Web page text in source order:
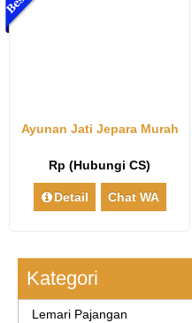
Ayunan Jati Jepara Murah
Rp (Hubungi CS)
Detail Chat WA
Kategori
Lemari Pajangan